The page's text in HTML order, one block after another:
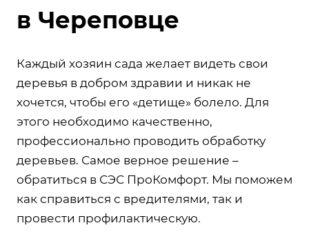
в Череповце
Каждый хозяин сада желает видеть свои
деревья в добром здравии и никак не
хочется, чтобы его «детище» болело. Для
этого необходимо качественно,
профессионально проводить обработку
деревьев. Самое верное решение –
обратиться в СЭС ПроКомфорт. Мы поможем
как справиться с вредителями, так и
провести профилактическую.